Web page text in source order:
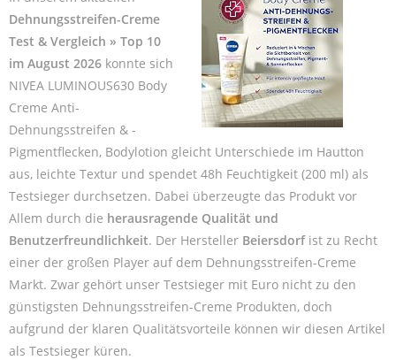
Dehnungsstreifen-Creme
Test & Vergleich » Top 10
im August 2026 konnte sich
NIVEA LUMINOUS630 Body
Creme Anti-
Dehnungsstreifen & -
Pigmentflecken, Bodylotion gleicht Unterschiede im Hautton
aus, leichte Textur und spendet 48h Feuchtigkeit (200 ml) als
Testsieger durchsetzen. Dabei überzeugte das Produkt vor
Allem durch die herausragende Qualität und
Benutzerfreundlichkeit. Der Hersteller Beiersdorfist zu Recht
einer der großen Player auf dem Dehnungsstreifen-Creme
Markt. Zwar gehört unser Testsieger mit Euro nicht zu den
günstigsten Dehnungsstreifen-Creme Produkten, doch
aufgrund der klaren Qualitätsvorteile können wir diesen Artikel
als Testsieger küren.